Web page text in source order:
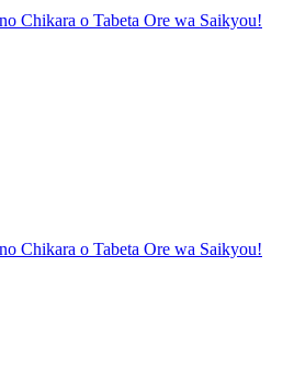
Chikara o Tabeta Ore wa Saikyou!
Chikara o Tabeta Ore wa Saikyou!